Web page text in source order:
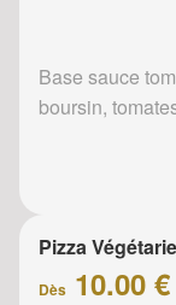
Base sauce
boursin,
Pizza
Dès 10.00 €